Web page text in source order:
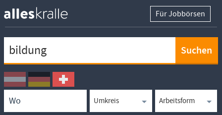
Für Jobbörsen
Ortssuche
Umkreissuche
Arbeitsform